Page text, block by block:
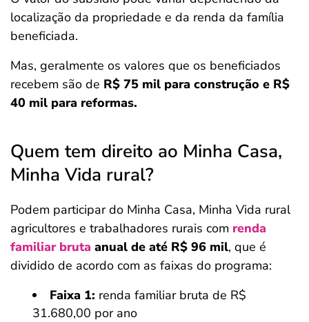
localização da propriedade e da renda da família
beneficiada.
Mas, geralmente os valores que os beneficiados
recebem são de R$ 75 mil para construção e R$
40 mil para reformas.
Quem tem direito ao Minha Casa,
Minha Vida rural?
Podem participar do Minha Casa, Minha Vida rural
agricultores e trabalhadores rurais com renda
familiar bruta anual de até R$ 96 mil, que é
dividido de acordo com as faixas do programa:
Faixa 1: renda familiar bruta de R$
31.680,00 por ano